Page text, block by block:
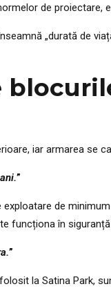
de proiectare,
„durată de
iar armarea se
”
de
funcționa în siguranță
”
la Satina Park,